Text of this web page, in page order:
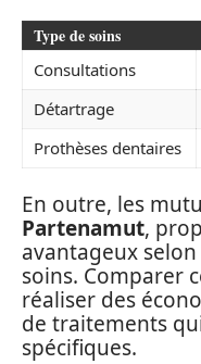
Type de soins
Consultations
Détartrage
Prothèses dentaires
En outre, les
Partenamut,
avantageux
soins. Comparer
réaliser des
de traitements
spécifiques.